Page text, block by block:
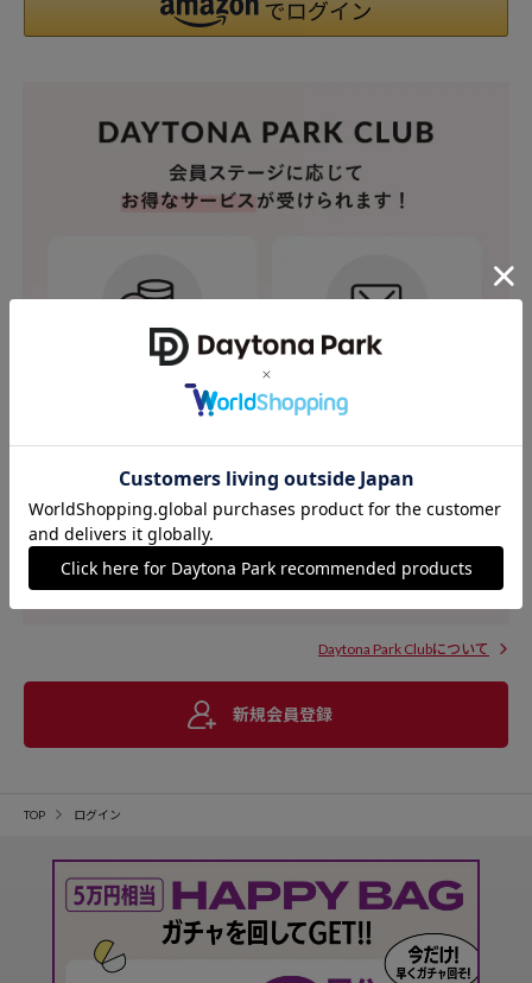
Daytona Park Clubについて
新規会員登録
TOP ログイン